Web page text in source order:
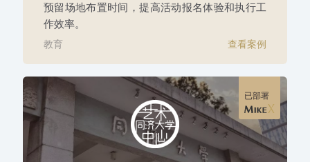
预留场地布置时间，提高活动报名体验和执行工
作效率。
教育 查看案例
已部署